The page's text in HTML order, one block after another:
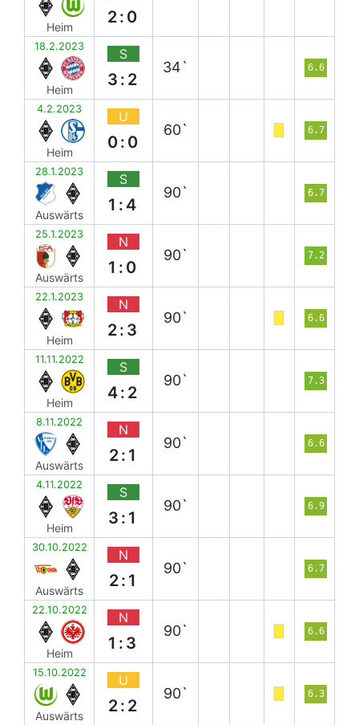
Heim
2:0
18.2.2023
Heim
S
3:2
34` 6.6
4.2.2023
Heim
U
0:0
60` 6.7
28.1.2023
Auswärts
S
1:4
90` 6.7
25.1.2023
Auswärts
N
1:0
90` 7.2
22.1.2023
Heim
N
2:3
90` 6.6
11.11.2022
Heim
S
4:2
90` 7.3
8.11.2022
Auswärts
N
2:1
90` 6.6
4.11.2022
Heim
S
3:1
90` 6.9
30.10.2022
Auswärts
N
2:1
90` 6.7
22.10.2022
Heim
N
1:3
90` 6.6
15.10.2022
Auswärts
U
2:2
90` 6.3